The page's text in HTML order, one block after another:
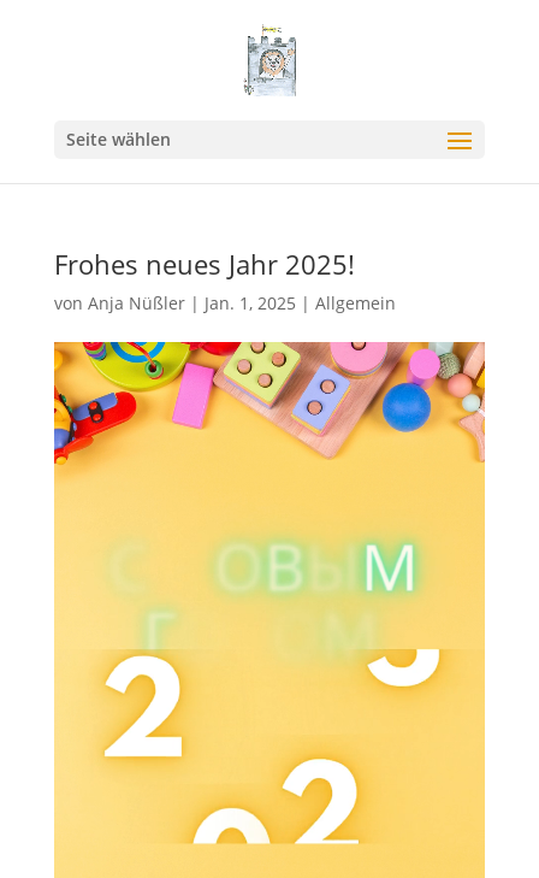
Seite wählen
Frohes neues Jahr 2025!
von Anja Nüßler| Jan. 1, 2025 | Allgemein
Video-
Player